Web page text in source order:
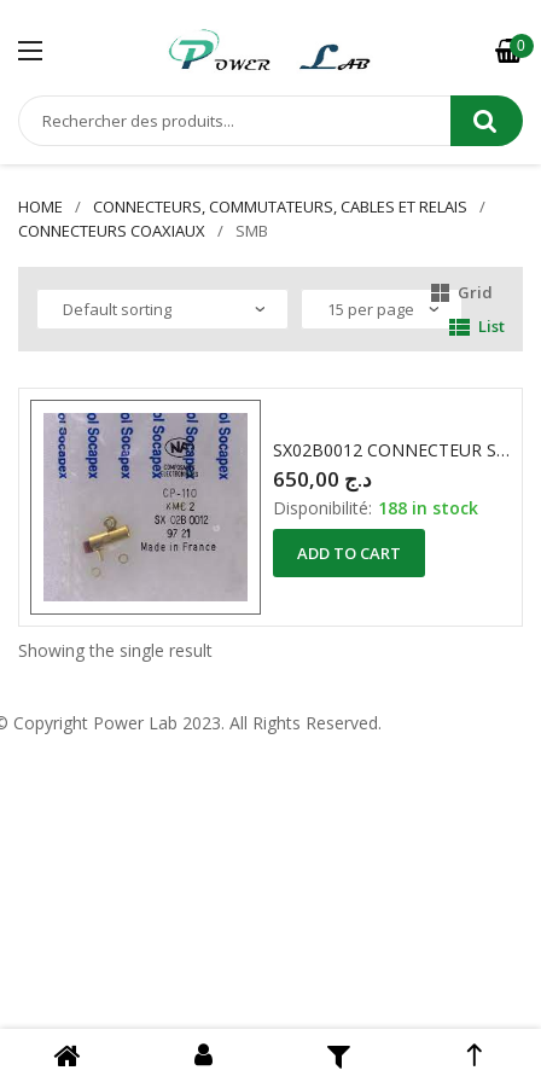
0
HOME
CONNECTEURS, COMMUTATEURS, CABLES ET RELAIS
CONNECTEURS COAXIAUX
SMB
Grid
List
SX02B0012 CONNECTEUR SMB
د.ج
Disponibilité: 188 in stock
ADD TO CART
Showing the single result
Copyright Power Lab 2023. All Rights Reserved.